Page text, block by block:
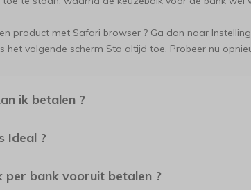
product met Safari browser ? Ga dan naar
het volgende scherm Sta altijd toe. Probeer nu
ik betalen ?
Ideal ?
per bank vooruit betalen ?